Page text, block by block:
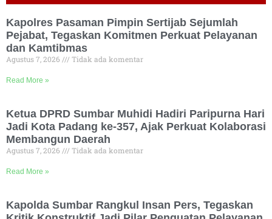
Kapolres Pasaman Pimpin Sertijab Sejumlah
Pejabat, Tegaskan Komitmen Perkuat Pelayanan
dan Kamtibmas
Agustus 7, 2026 Tidak ada komentar
Read More »
Ketua DPRD Sumbar Muhidi Hadiri Paripurna Hari
Jadi Kota Padang ke-357, Ajak Perkuat Kolaborasi
Membangun Daerah
Agustus 7, 2026 Tidak ada komentar
Read More »
Kapolda Sumbar Rangkul Insan Pers, Tegaskan